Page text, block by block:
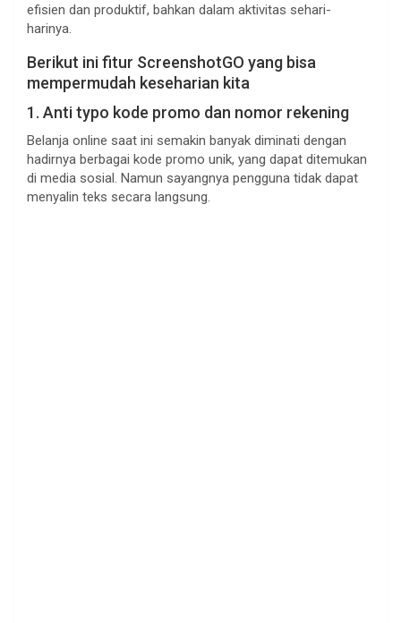
efisien dan produktif, bahkan dalam aktivitas sehari-
harinya.
Berikut ini fitur ScreenshotGO yang bisa
mempermudah keseharian kita
1. Anti typo kode promo dan nomor rekening
Belanja online saat ini semakin banyak diminati dengan
hadirnya berbagai kode promo unik, yang dapat ditemukan
di media sosial. Namun sayangnya pengguna tidak dapat
menyalin teks secara langsung.